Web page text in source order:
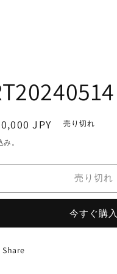
JPY 売り切れ
み。
売り切れ
今すぐ購入
Share